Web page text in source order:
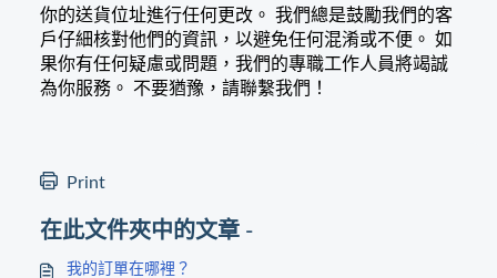
你的送貨位址進行任何更改。 我們總是鼓勵我們的客
戶仔細核對他們的資訊，以避免任何混淆或不便。 如
果你有任何疑慮或問題，我們的專職工作人員將竭誠
為你服務。 不要猶豫，請聯繫我們！
Print
在此文件夾中的文章 -
我的訂單在哪裡？